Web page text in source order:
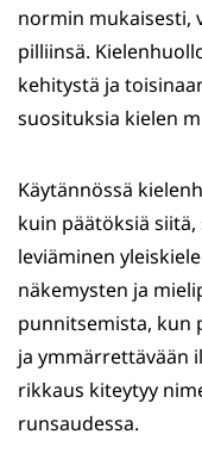
normin mukaisesti,
pilliinsä.
kehitystä ja
suosituksia kielen
Käytännössä
kuin päätöksiä
leviäminen
näkemysten ja
punnitsemista, kun
ja ymmärrettävään
rikkaus kiteytyy
runsaudessa.